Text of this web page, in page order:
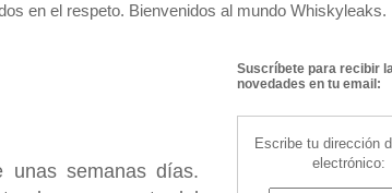
en el respeto. Bienvenidos al mundo Whiskyleaks.
unas semanas días.
Suscríbete para recibir
novedades en tu email:
Escribe tu dirección
electrónico: